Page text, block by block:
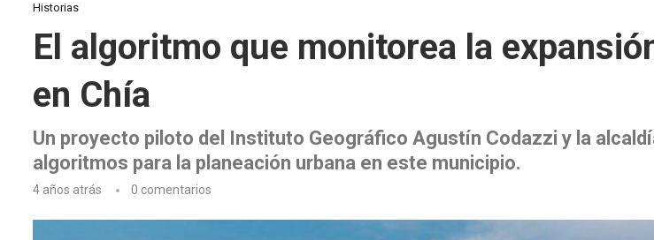
Historias
El algoritmo que monitorea la
en Chía
Un proyecto piloto del Instituto Geográfico Agustín Codazzi y la
algoritmos para la planeación urbana en este municipio.
4 años atrás 0 comentarios